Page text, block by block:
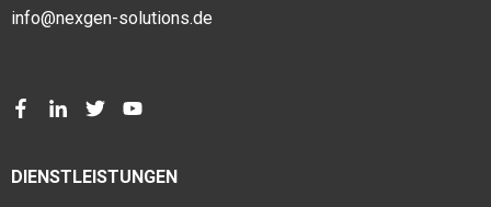
info@nexgen-solutions.de
DIENSTLEISTUNGEN